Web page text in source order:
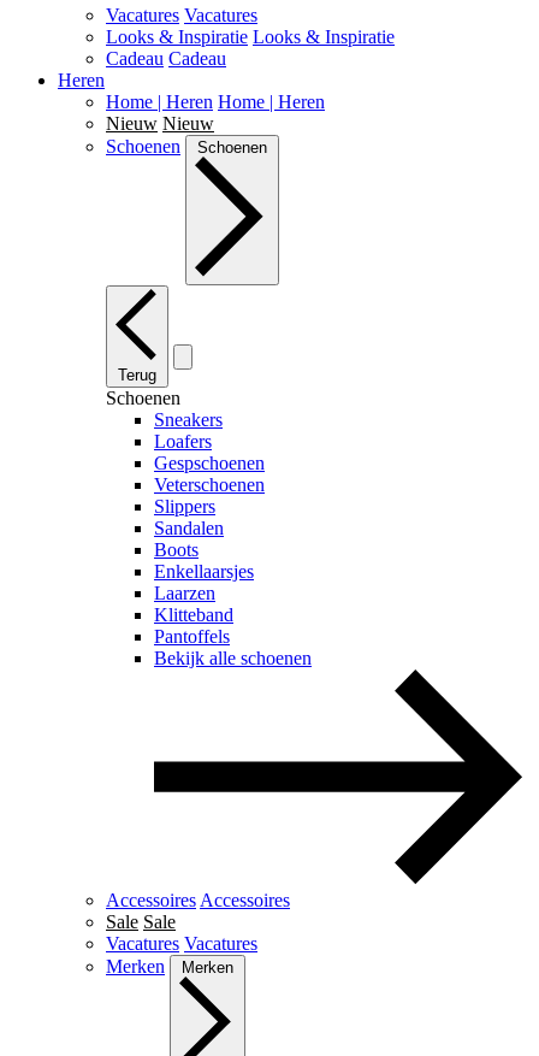
Vacatures Vacatures
Looks & Inspiratie Looks & Inspiratie
Cadeau Cadeau
Heren
Home | Heren Home | Heren
Nieuw Nieuw
Schoenen
Schoenen
Terug
Schoenen
Sneakers
Loafers
Gespschoenen
Veterschoenen
Slippers
Sandalen
Boots
Enkellaarsjes
Laarzen
Klitteband
Pantoffels
Bekijk alle schoenen
Accessoires Accessoires
Sale Sale
Vacatures Vacatures
Merken
Merken